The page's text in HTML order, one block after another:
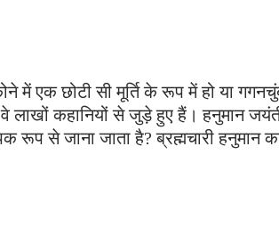
छोटी सी मूर्ति के रूप में हो या
वे लाखों कहानियों से जुड़े हुए हैं। हनुमान
से जाना जाता है? ब्रह्मचारी हनुमान